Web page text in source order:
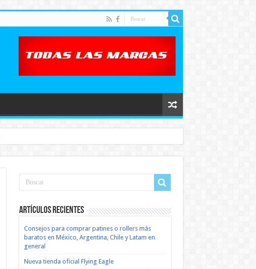
Artículos recientes
Consejos para comprar patines o rollers más
baratos en México, Argentina, Chile y Latam en
general
Nueva tienda oficial Flying Eagle